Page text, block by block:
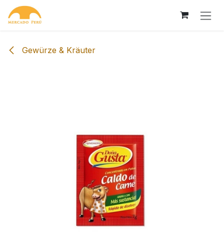
Zum Inhalt springen
Gewürze & Kräuter